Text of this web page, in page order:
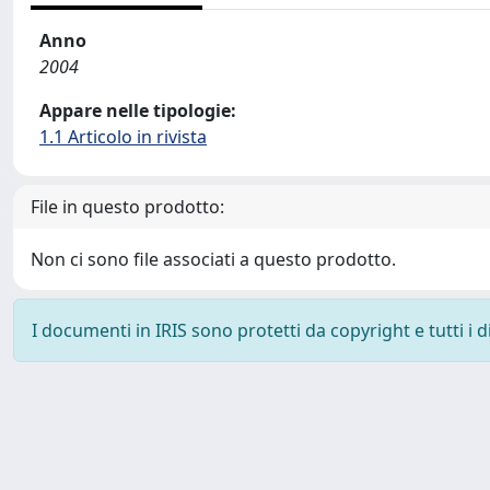
Anno
2004
Appare nelle tipologie:
1.1 Articolo in rivista
File in questo prodotto:
Non ci sono file associati a questo prodotto.
I documenti in IRIS sono protetti da copyright e tutti i